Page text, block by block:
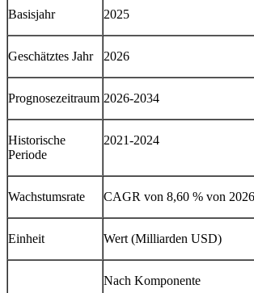
Basisjahr 2025
Geschätztes Jahr 2026
Prognosezeitraum 2026-2034
Historische
Periode
2021-2024
Wachstumsrate CAGR von 8,60 % von
Einheit Wert (Milliarden USD)
Nach Komponente